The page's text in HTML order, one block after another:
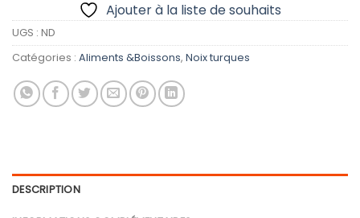
Ajouter à la liste de souhaits
UGS : ND
Catégories : Aliments &Boissons, Noix turques
DESCRIPTION